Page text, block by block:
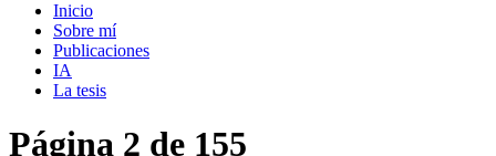
campo
búsqueda
Inicio
Sobre mí­
Publicaciones
IA
La tesis
Página 2 de 155